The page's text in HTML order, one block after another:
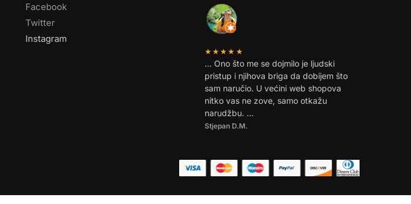
Facebook
Twitter
Instagram
★★★★★
… Ono što me se dojmilo je ljudski
pristup i njihova briga da dobijem što
sam naručio. U većini web shopova
nitko vas ne zove, samo otkažu
narudžbu. …
Stjepan D.M.